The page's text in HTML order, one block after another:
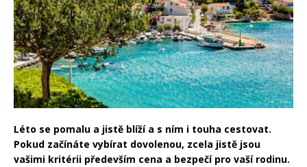
Léto se pomalu a jistě blíží a s ním i touha cestovat.
Pokud začínáte vybírat dovolenou, zcela jistě jsou
vašimi kritérii především cena a bezpečí pro vaší rodinu.